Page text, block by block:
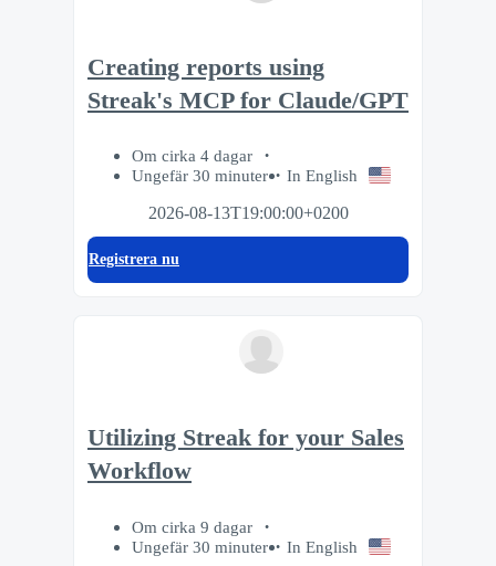
Creating reports using
Streak's MCP for Claude/GPT
Om cirka 4 dagar
Ungefär 30 minuter
In English
2026-08-13T19:00:00+0200
Registrera nu
Utilizing Streak for your Sales
Workflow
Om cirka 9 dagar
Ungefär 30 minuter
In English